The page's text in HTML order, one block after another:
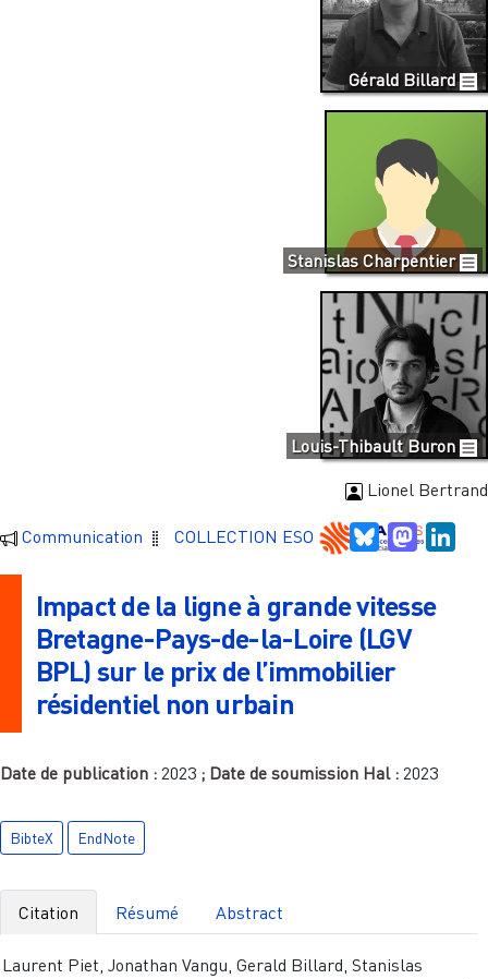
Gérald Billard
Stanislas Charpentier
Louis-Thibault Buron
Lionel Bertrand
Communication COLLECTION ESO Bluesky
Impact de la ligne à grande vitesse
Bretagne-Pays-de-la-Loire (LGV
BPL) sur le prix de l’immobilier
résidentiel non urbain
Date de publication : 2023 ; Date de soumission Hal : 2023
BibteX EndNote
Citation Résumé Abstract
Laurent Piet, Jonathan Vangu, Gerald Billard, Stanislas